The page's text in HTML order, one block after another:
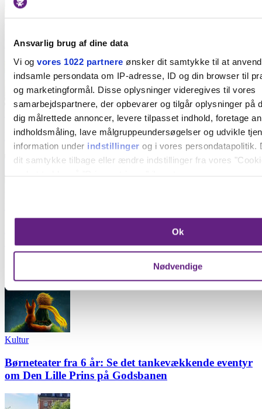
Ansvarlig brug af dine data
Vi og vores 1022 partnere ønsker dit samtykke til at
indsamle persondata om IP-adresse, ID og din browser til
og marketingformål. Disse oplysninger videregives til vores
samarbejdspartnere, der opbevarer og tilgår oplysninger på
dig målrettede annoncer, levere tilpasset indhold, foretage
indholdsmåling, lave målgruppeundersøgelser og udvikle
information under indstillinger og i vores
dit samtykke tilbage eller ændre indstillinger fra vores
Indsamle præcise oplysninger om din placering, der
Identificere din enhed baseret på en scanning af
Vi bruger cookies til at forbedre brugeroplevelsen på vores
analysere vores trafik. Vi deler også oplysninger om din
hjemmeside med vores partnere.
Ok
Nødvendige
De vildeste rutsjebaner i Danmark
Bemandede legepladser
Find en bemandet legeplads i din bydel
Far på barsel: Aktiviteter og fællesskaber for fædre i
København
Kultur
Børneteater fra 6 år: Se det tankevækkende eventyr
om Den Lille Prins på Godsbanen